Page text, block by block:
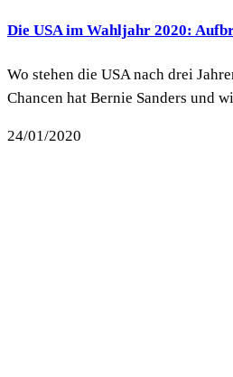
Die USA im Wahljahr 2020:
Wo stehen die USA nach drei
Chancen hat Bernie Sanders und
24/01/2020